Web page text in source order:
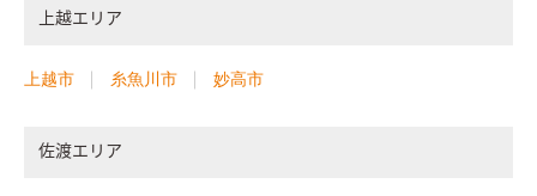
上越エリア
上越市 糸魚川市 妙高市
佐渡エリア